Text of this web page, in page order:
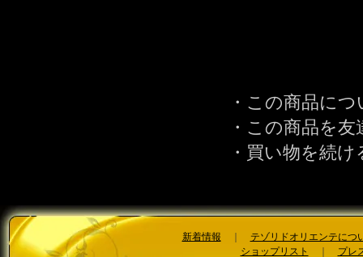
・この商品に
・この商品を
・買い物を続け
新着情報
テゾリドオリエンテにつ
ショップリスト
プレ